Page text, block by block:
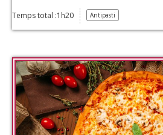
Temps total :1h20 Antipasti